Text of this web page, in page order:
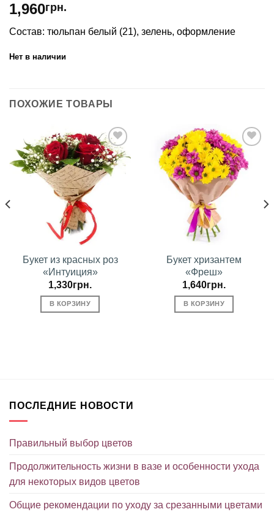
1,960грн.
Состав: тюльпан белый (21), зелень, оформление
Нет в наличии
ПОХОЖИЕ ТОВАРЫ
В
избранное
Букет из красных роз
«Интуиция»
1,330грн.
В КОРЗИНУ
В
избранное
Букет хризантем
«Фреш»
1,640грн.
В КОРЗИНУ
ПОСЛЕДНИЕ НОВОСТИ
Правильный выбор цветов
Продолжительность жизни в вазе и особенности ухода
для некоторых видов цветов
Общие рекомендации по уходу за срезанными цветами